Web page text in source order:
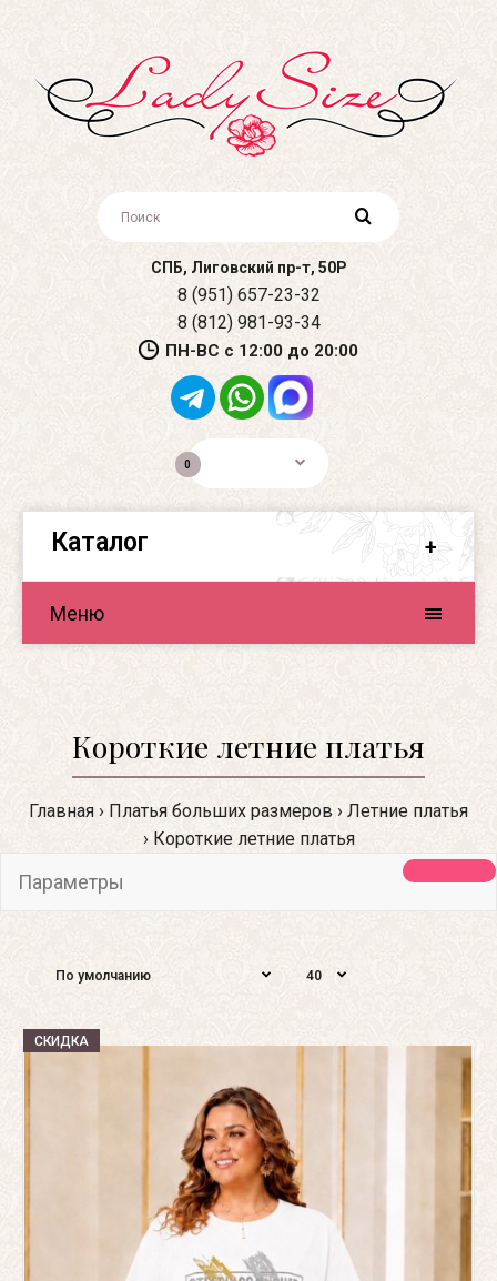
СПБ, Лиговский пр-т, 50Р
8 (951) 657-23-32
8 (812) 981-93-34
ПН-ВС с 12:00 до 20:00
0
Каталог
Меню
Короткие летние платья
Главная Платья больших размеров
Летние платья
Короткие летние платья
Параметры
СКИДКА